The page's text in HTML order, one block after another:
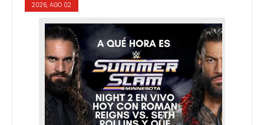
2026, AGO 02